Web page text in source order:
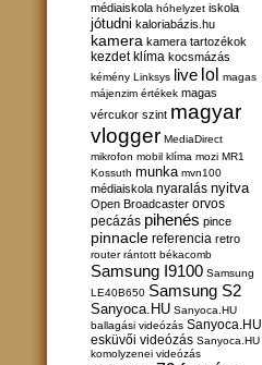
médiaiskola hóhelyzet iskola
jótudni kaloriabázis.hu
kamera kamera tartozékok
kezdet klíma kocsmázás
kémény Linksys live lol magas
májenzim értékek magas
vércukor szint magyar
vlogger MediaDirect
mikrofon mobil klíma mozi MR1
Kossuth munka mvn100
médiaiskola nyaralás nyitva
Open Broadcaster orvos
pecázás pihenés pince
pinnacle referencia retro
router rántott békacomb
Samsung I9100 Samsung
LE40B650 Samsung S2
Sanyoca.HU Sanyoca.HU
ballagási videózás Sanyoca.HU
esküvői videózás Sanyoca.HU
komolyzenei videózás